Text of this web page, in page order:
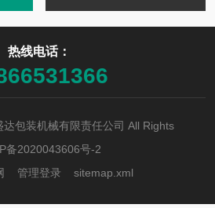
热线电话：
包装机械有限责任公司 All Rights
备2020043606号-2
管理登录 sitemap.xml